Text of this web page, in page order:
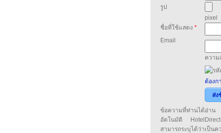
รูป
pixel
ชื่อที่ใช้แสดง *
Email
ความ
ต้องก
ส่ง
ข้อความที่ท่านได้อ่าน
อัตโนมัติ
สามารถระบุได้ว่าเป็น